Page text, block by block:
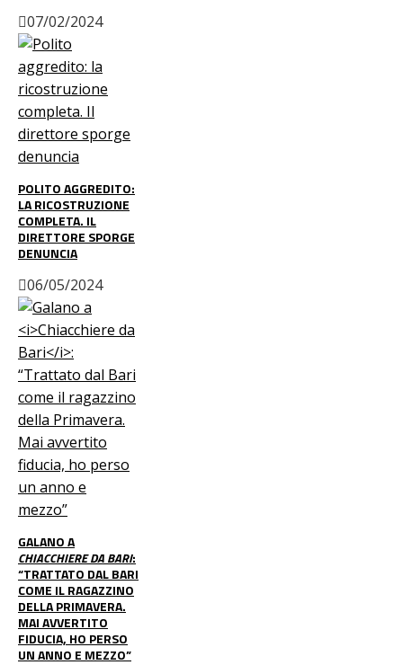
07/02/2024
POLITO AGGREDITO:
LA RICOSTRUZIONE
COMPLETA. IL
DIRETTORE SPORGE
DENUNCIA
06/05/2024
GALANO A
CHIACCHIERE DA BARI:
“TRATTATO DAL BARI
COME IL RAGAZZINO
DELLA PRIMAVERA.
MAI AVVERTITO
FIDUCIA, HO PERSO
UN ANNO E MEZZO”